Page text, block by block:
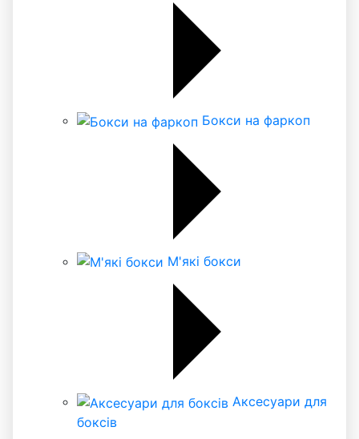
Бокси на фаркоп
М'які бокси
Аксесуари для
боксів